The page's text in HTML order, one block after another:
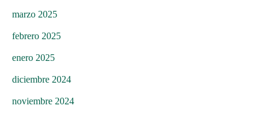
marzo 2025
febrero 2025
enero 2025
diciembre 2024
noviembre 2024